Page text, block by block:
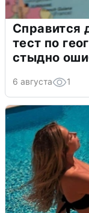
Справится
тест по
стыдно
6 августа 1